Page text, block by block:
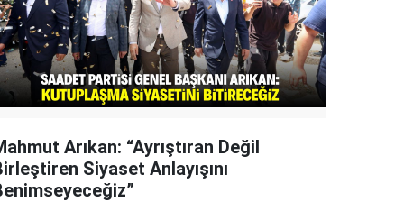
Arıkan: “Ayrıştıran Değil
Siyaset Anlayışını